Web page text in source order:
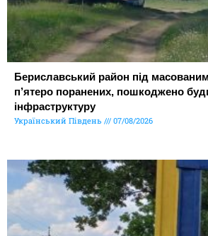
Бериславський район під
п’ятеро поранених, пошкоджено
інфраструктуру
Український Південь 07/08/2026